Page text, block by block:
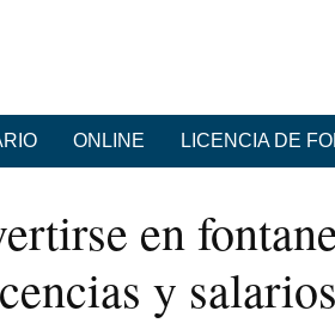
ONLINE LICENCIA DE
en
y salarios